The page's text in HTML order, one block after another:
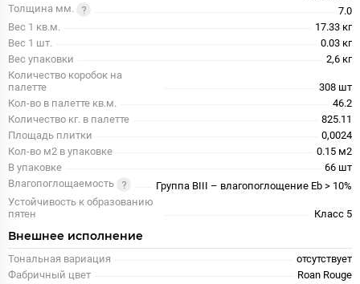
Толщина мм.
7.0
Вес 1 кв.м.
17.33 кг
Вес 1 шт.
0.03 кг
Вес упаковки
2,6 кг
Количество коробок на
палетте
308 шт
Кол-во в палетте кв.м.
46.2
Количество кг. в палетте
825.11
Площадь плитки
0,0024
Кол-во м2 в упаковке
0.15 м2
В упаковке
66 шт
Влагопоглощаемость
Группа BIII – влагопоглощение Eb > 10%
Устойчивость к образованию
пятен
Класс 5
Внешнее исполнение
Тональная вариация
отсутствует
Фабричный цвет
Roan Rouge